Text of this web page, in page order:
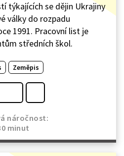
týkajících se dějin Ukrajiny
války do rozpadu
1991. Pracovní list je
středních škol.
Zeměpis
náročnost:
minut